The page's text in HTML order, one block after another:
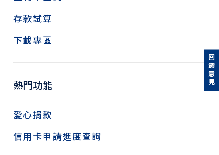
存款試算
下載專區
熱門功能
愛心捐款
信用卡申請進度查詢
回饋意見